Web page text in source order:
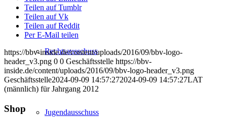
Rechtsausschuss
Jugendausschuss
Teilen auf Tumblr
Teilen auf Vk
Teilen auf Reddit
Per E-Mail teilen
https://bbv-inside.de/content/uploads/2016/09/bbv-logo-
header_v3.png 0 0 Geschäftsstelle https://bbv-
inside.de/content/uploads/2016/09/bbv-logo-header_v3.png
Geschäftsstelle2024-09-09 14:57:272024-09-09 14:57:27LAT
(männlich) für Jahrgang 2012
Shop